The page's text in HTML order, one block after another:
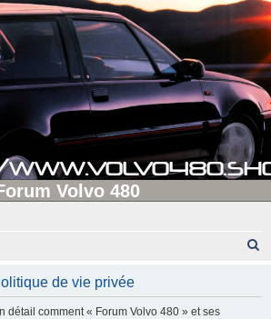
Volvo 480
de vie privée
détail comment « Forum Volvo 480 » et ses